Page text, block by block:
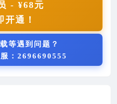
- ¥68元
开通！
等遇到问题？
：2696690555